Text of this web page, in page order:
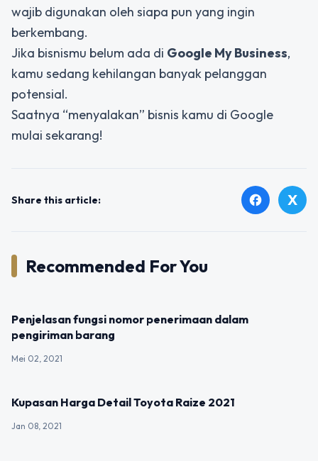
wajib digunakan oleh siapa pun yang ingin
berkembang.
Jika bisnismu belum ada di Google My Business,
kamu sedang kehilangan banyak pelanggan
potensial.
Saatnya “menyalakan” bisnis kamu di Google
mulai sekarang!
Share this article: facebook X
Recommended For You
Penjelasan fungsi nomor penerimaan dalam
pengiriman barang
Mei 02, 2021
Kupasan Harga Detail Toyota Raize 2021
Jan 08, 2021